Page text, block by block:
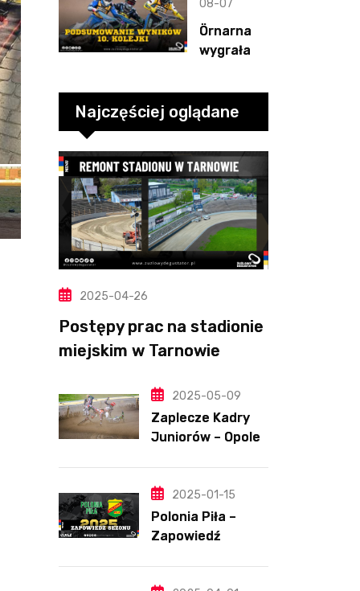
dwunasty
m
zwycięstw
08-07
Örnarna
wygrała
zasadnicz
ą. Debiut
Tondera w
Najczęściej oglądane
2025-04-26
Postępy prac na stadionie
miejskim w Tarnowie
2025-05-09
Zaplecze Kadry
Juniorów – Opole,
2025-01-15
Polonia Piła –
Zapowiedź